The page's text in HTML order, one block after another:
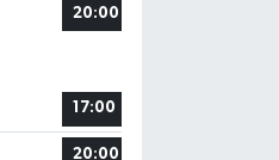
20:00
17:00
20:00